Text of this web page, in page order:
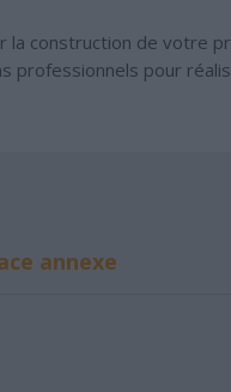
la construction de votre
professionnels pour
annexe